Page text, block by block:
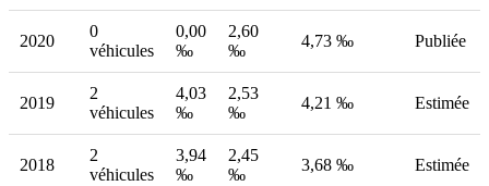
2020
0
véhicules
0,00
‰
2,60
‰
4,73 ‰ Publiée
2019
2
véhicules
4,03
‰
2,53
‰
4,21 ‰ Estimée
2018
2
véhicules
3,94
‰
2,45
‰
3,68 ‰ Estimée